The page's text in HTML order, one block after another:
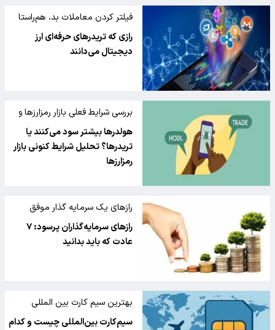
فیلتر کردن معاملات بد، هم‌راستا
شدن با قدرت روند و کوتاه نگه
داشتن ضررها
رازی که تریدرهای حرفه‌ای ارز
دیجیتال می‌دانند
بررسی شرایط فعلی بازار رمزارزها و
تأثیر آن بر استراتژی سرمایه‌گذاری
هولدرها بیشتر سود می‌کنند یا
تریدرها؟ تحلیل شرایط کنونی بازار
رمزارزها
رازهای یک سرمایه گذار موفق
رازهای سرمایه‌گذاران پرسود: ۷
عادت که باید بدانید
بهترین سیم کارت بین المللى
سیم‌کارت بین‌المللی چیست و کدام‌